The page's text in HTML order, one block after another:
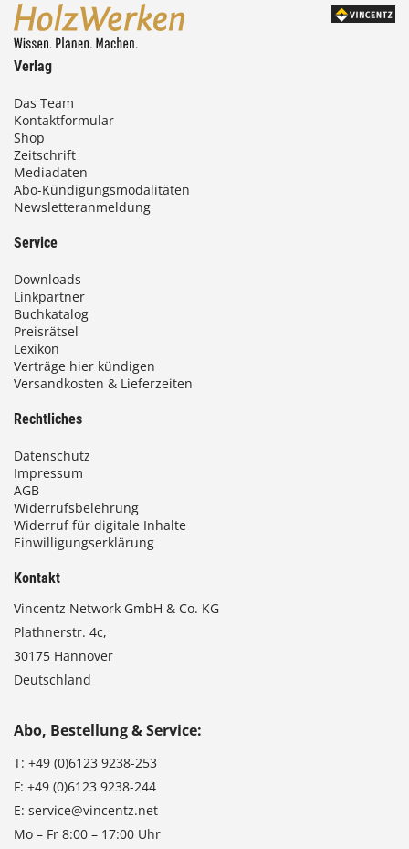
Verlag
Das Team
Kontaktformular
Shop
Zeitschrift
Mediadaten
Abo-Kündigungsmodalitäten
Newsletteranmeldung
Service
Downloads
Linkpartner
Buchkatalog
Preisrätsel
Lexikon
Verträge hier kündigen
Versandkosten & Lieferzeiten
Rechtliches
Datenschutz
Impressum
AGB
Widerrufsbelehrung
Widerruf für digitale Inhalte
Einwilligungserklärung
Kontakt
Vincentz Network GmbH & Co. KG
Plathnerstr. 4c,
30175 Hannover
Deutschland
Abo, Bestellung & Service:
T: +49 (0)6123 9238-253
F: +49 (0)6123 9238-244
E: service@vincentz.net
Mo – Fr 8:00 – 17:00 Uhr